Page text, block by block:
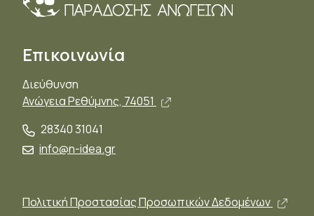
Επικοινωνία
Διεύθυνση
Ανώγεια Ρεθύμνης, 74051
28340 31041
info@n-idea.gr
Πολιτική Προστασίας Προσωπικών Δεδομένων